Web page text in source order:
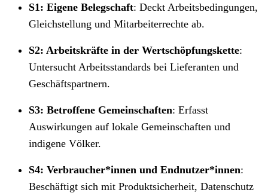
S1: Eigene Belegschaft: Deckt Arbeitsbedingungen,
Gleichstellung und Mitarbeiterrechte ab.
S2: Arbeitskräfte in der Wertschöpfungskette:
Untersucht Arbeitsstandards bei Lieferanten und
Geschäftspartnern.
S3: Betroffene Gemeinschaften: Erfasst
Auswirkungen auf lokale Gemeinschaften und
indigene Völker.
S4: Verbraucher*innen und Endnutzer*innen:
Beschäftigt sich mit Produktsicherheit, Datenschutz